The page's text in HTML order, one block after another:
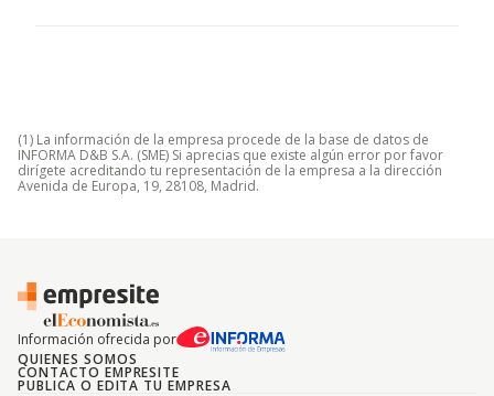
(1) La información de la empresa procede de la base de datos de
INFORMA D&B S.A. (SME) Si aprecias que existe algún error por favor
dirígete acreditando tu representación de la empresa a la dirección
Avenida de Europa, 19, 28108, Madrid.
Información ofrecida por
QUIENES SOMOS
CONTACTO EMPRESITE
PUBLICA O EDITA TU EMPRESA